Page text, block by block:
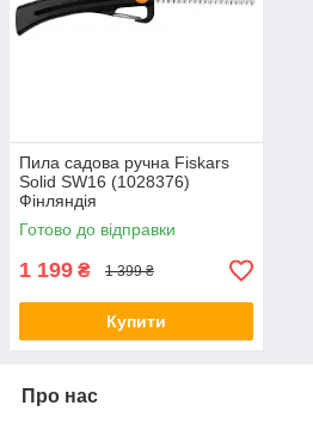
Пила садова ручна Fiskars
Solid SW16 (1028376)
Фінляндія
Готово до відправки
1 199 ₴ 1 399 ₴
Купити
Про нас